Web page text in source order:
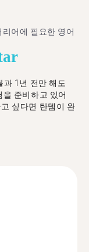
어에 필요한 영어
1년 전만 해도
준비하고 있어
싶다면 탄뎀이 완